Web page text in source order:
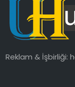
SAĞLIK
MAGAZIN
Reklam & İşbirliği: